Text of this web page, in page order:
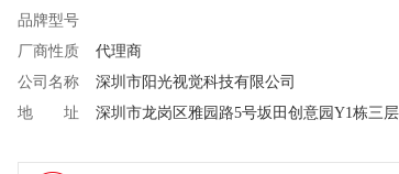
品牌型号
厂商性质
代理商
公司名称
深圳市阳光视觉科技有限公司
地 址
深圳市龙岗区雅园路5号坂田创意园Y1栋三